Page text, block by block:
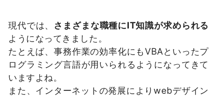
現代では、 さまざまな職種にIT知識が求められる
ようになってきました。
たとえば、事務作業の効率化にもVBAといったプ
ログラミング言語が用いられるようになってきて
いますよね。
また、インターネットの発展によりwebデザイン